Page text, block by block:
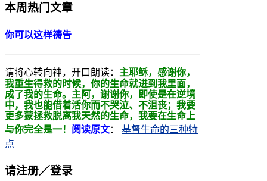
本周热门文章
你可以这样祷告
请将心转向神，开口朗读： 主耶稣，感谢你，
我重生得救的时候，你的生命就进到我里面，
成了我的生命。主阿， 谢谢你，即使是在逆境
中，我也能借着活你而不哭泣、不沮丧；我要
更多蒙拯救脱离我天然的生命，我要在生命上
与你完全是一！ 阅读原文：
基督生命的三种特
点
请注册／登录